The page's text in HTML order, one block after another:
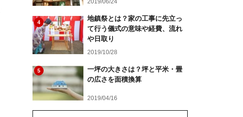
2019/06/24
4
地鎮祭とは？家の工事に先立っ
て行う儀式の意味や経費、流れ
や日取り
2019/10/28
5
一坪の大きさは？坪と平米・畳
の広さを面積換算
2019/04/16